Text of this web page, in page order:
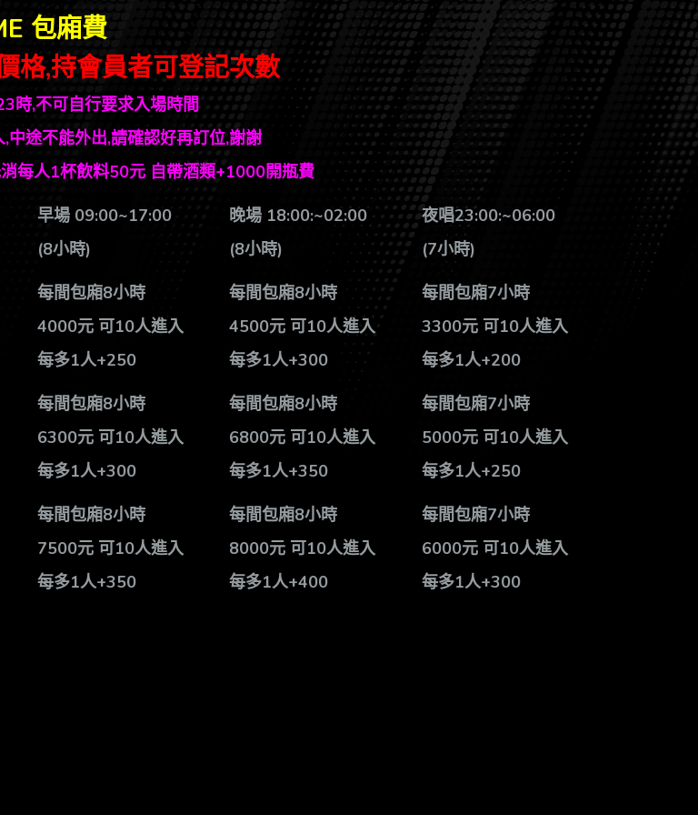
包廂費
格,持會員者可登記次數
時,不可自行要求入場時間
中途不能外出,請確認好再訂位,謝謝
每人1杯飲料50元 自帶酒類+1000開瓶費
早場 09:00~17:00
(8小時)
晚場 18:00:~02:00
(8小時)
夜唱23:00:~06:00
(7小時)
每間包廂8小時
4000元 可10人進入
每多1人+250
每間包廂8小時
4500元 可10人進入
每多1人+300
每間包廂7小時
3300元 可10人進入
每多1人+200
每間包廂8小時
6300元 可10人進入
每多1人+300
每間包廂8小時
6800元 可10人進入
每多1人+350
每間包廂7小時
5000元 可10人進入
每多1人+250
每間包廂8小時
7500元 可10人進入
每多1人+350
每間包廂8小時
8000元 可10人進入
每多1人+400
每間包廂7小時
6000元 可10人進入
每多1人+300